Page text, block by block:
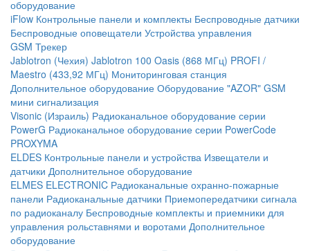
оборудование
iFlow Контрольные панели и комплекты Беспроводные датчики
Беспроводные оповещатели Устройства управления
GSM Трекер
Jablotron (Чехия) Jablotron 100 Oasis (868 МГц) PROFI /
Maestro (433,92 МГц) Мониторинговая станция
Дополнительное оборудование Оборудование "AZOR" GSM
мини сигнализация
Visonic (Израиль) Радиоканальное оборудование серии
PowerG Радиоканальное оборудование серии PowerCode
PROXYMA
ELDES Контрольные панели и устройства Извещатели и
датчики Дополнительное оборудование
ELMES ELECTRONIC Радиоканальные охранно-пожарные
панели Радиоканальные датчики Приемопередатчики сигнала
по радиоканалу Беспроводные комплекты и приемники для
управления рольставнями и воротами Дополнительное
оборудование